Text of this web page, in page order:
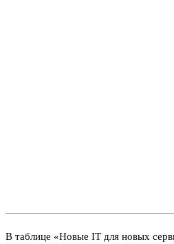
В таблице «Новые IT для новых